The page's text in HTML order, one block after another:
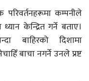
कम्पनीले
केन्द्रित गर्ने बताए।
बाहिरको दिशामा
बाचा नगर्ने उनले प्रष्ट